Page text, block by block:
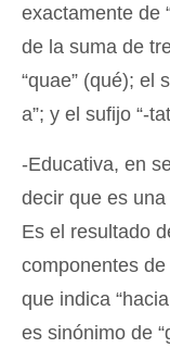
exactamente de
de la suma de
“quae” (qué); el
a”; y el sufijo “-
-Educativa, en
decir que es
Es el resultado
componentes de
que indica
es sinónimo de